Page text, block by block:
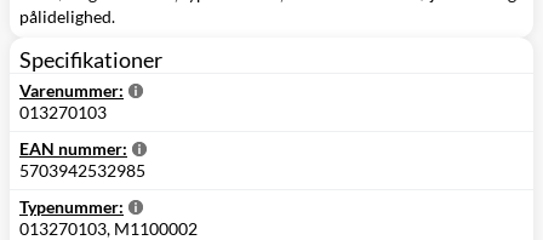
pålidelighed.
Specifikationer
Varenummer:
013270103
EAN nummer:
5703942532985
Typenummer:
013270103, M1100002